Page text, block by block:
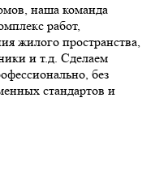
наша команда
работ,
жилого пространства,
и т.д. Сделаем
без
стандартов и